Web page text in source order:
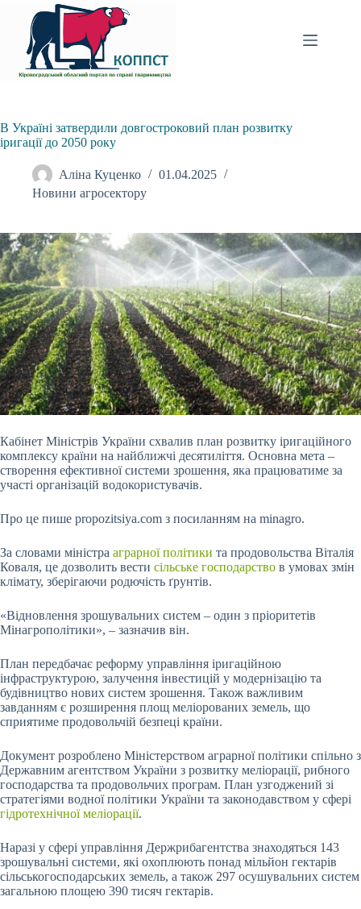
вмісту
В Україні затвердили довгостроковий план розвитку
іригації до 2050 року
Аліна Куценко
01.04.2025
Новини агросектору
Кабінет Міністрів України схвалив план розвитку іригаційного
комплексу країни на найближчі десятиліття. Основна мета –
створення ефективної системи зрошення, яка працюватиме за
участі організацій водокористувачів.
Про це пише propozitsiya.com з посиланням на minagro.
За словами міністра аграрної політики та продовольства Віталія
Коваля, це дозволить вести сільське господарство в умовах змін
клімату, зберігаючи родючість ґрунтів.
«Відновлення зрошувальних систем – один з пріоритетів
Мінагрополітики», – зазначив він.
План передбачає реформу управління іригаційною
інфраструктурою, залучення інвестицій у модернізацію та
будівництво нових систем зрошення. Також важливим
завданням є розширення площ меліорованих земель, що
сприятиме продовольчій безпеці країни.
Документ розроблено Міністерством аграрної політики спільно з
Державним агентством України з розвитку меліорації, рибного
господарства та продовольчих програм. План узгоджений зі
стратегіями водної політики України та законодавством у сфері
гідротехнічної меліорації.
Наразі у сфері управління Держрибагентства знаходяться 143
зрошувальні системи, які охоплюють понад мільйон гектарів
сільськогосподарських земель, а також 297 осушувальних систем
загальною площею 390 тисяч гектарів.